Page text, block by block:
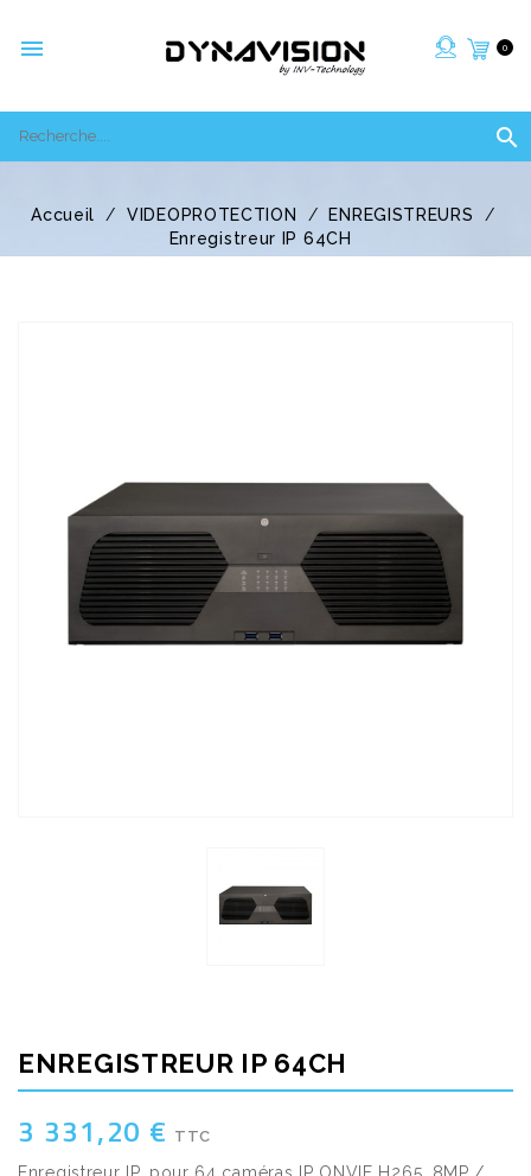
 0

Accueil VIDEOPROTECTION
ENREGISTREURS
Enregistreur IP 64CH
ENREGISTREUR IP 64CH
3 331,20 € TTC